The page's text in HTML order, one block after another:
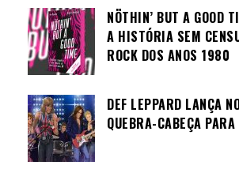
NÖTHIN’ BUT A GOOD
A HISTÓRIA SEM
ROCK DOS ANOS 1980
DEF LEPPARD LANÇA
QUEBRA-CABEÇA